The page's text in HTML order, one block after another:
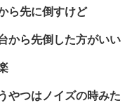
ら先に倒すけど
から先倒した方がいい
やつはノイズの時みた